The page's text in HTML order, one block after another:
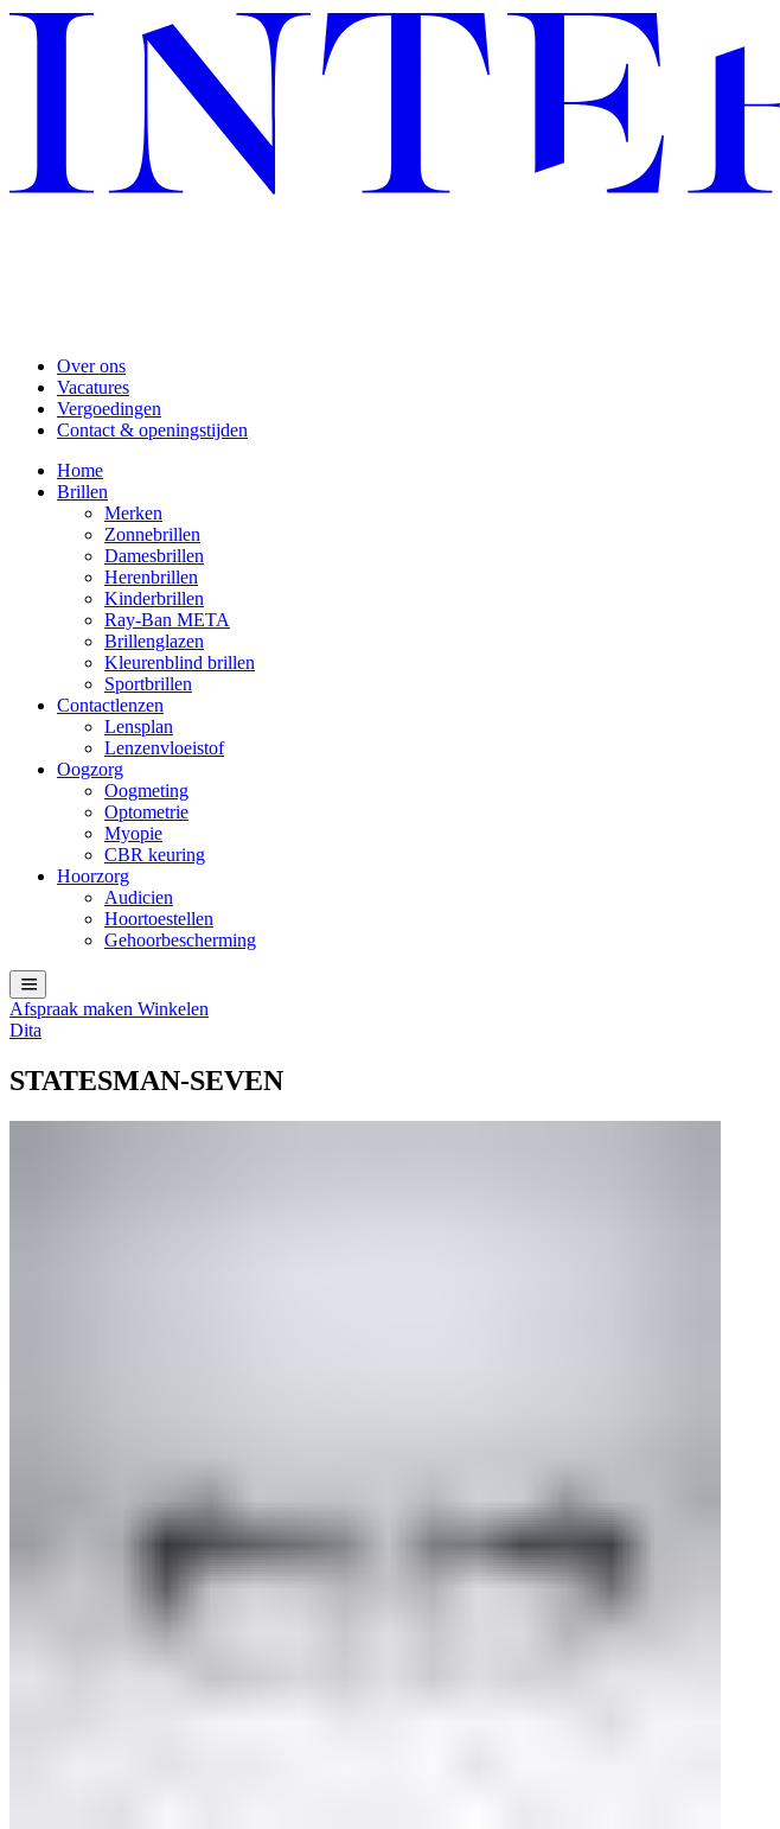
Over ons
Vacatures
Vergoedingen
Contact & openingstijden
Home
Brillen
Merken
Zonnebrillen
Damesbrillen
Herenbrillen
Kinderbrillen
Ray-Ban META
Brillenglazen
Kleurenblind brillen
Sportbrillen
Contactlenzen
Lensplan
Lenzenvloeistof
Oogzorg
Oogmeting
Optometrie
Myopie
CBR keuring
Hoorzorg
Audicien
Hoortoestellen
Gehoorbescherming
Afspraak maken Winkelen
Dita
STATESMAN-SEVEN